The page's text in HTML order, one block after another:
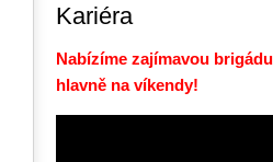
Kariéra
Nabízíme zajímavou brigádu
hlavně na víkendy!